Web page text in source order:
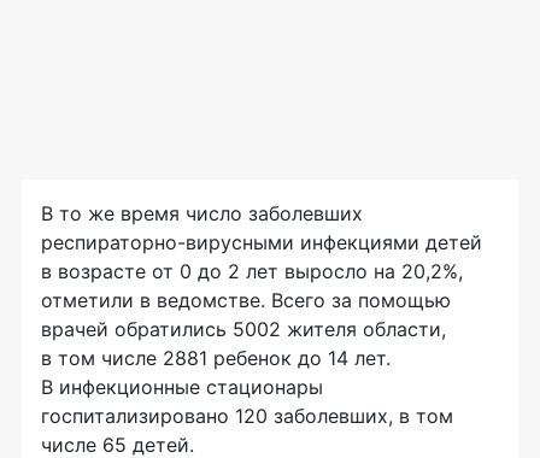
В то же время число заболевших
респираторно-вирусными инфекциями детей
в возрасте от 0 до 2 лет выросло на 20,2%,
отметили в ведомстве. Всего за помощью
врачей обратились 5002 жителя области,
в том числе 2881 ребенок до 14 лет.
В инфекционные стационары
госпитализировано 120 заболевших, в том
числе 65 детей.